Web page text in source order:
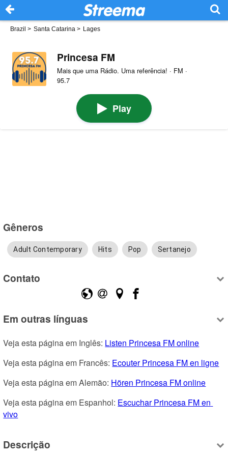
Brazil > Santa Catarina > Lages
Princesa FM
Mais que uma Rádio. Uma referência! · FM ·
95.7
Play
Gêneros
Adult Contemporary Hits Pop Sertanejo
Contato
Em outras línguas
Veja esta página em Inglês: Listen Princesa FM online
Veja esta página em Francês: Ecouter Princesa FM en ligne
Veja esta página em Alemão: Hören Princesa FM online
Veja esta página em Espanhol: Escuchar Princesa FM en
vivo
Descrição